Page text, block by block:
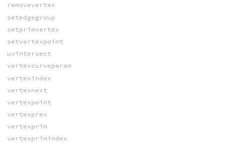
removevertex
setedgegroup
setprimvertex
setvertexpoint
uvintersect
vertexcurveparam
vertexindex
vertexnext
vertexpoint
vertexprev
vertexprim
vertexprimindex